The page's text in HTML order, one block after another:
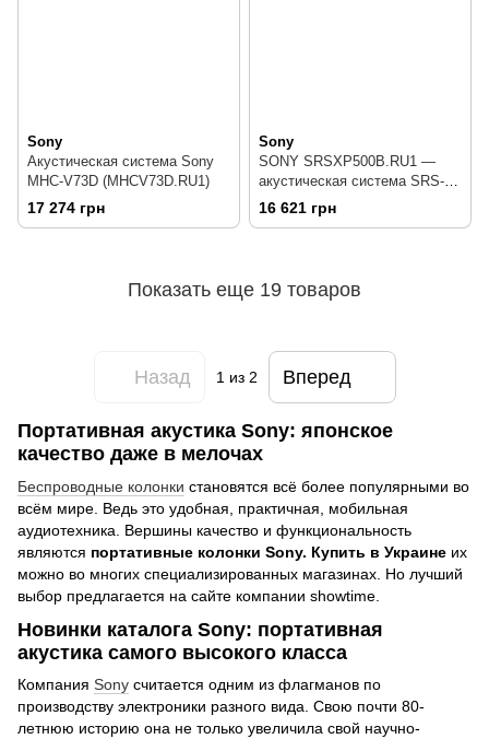
Sony
Акустическая система Sony
MHC-V73D (MHCV73D.RU1)
17 274 грн
Sony
SONY SRSXP500B.RU1 —
акустическая система SRS-
XP500B
16 621 грн
Показать еще 19 товаров
Назад 1из 2 Вперед
Портативная акустика Sony: японское
качество даже в мелочах
Беспроводные колонки становятся всё более популярными во
всём мире. Ведь это удобная, практичная, мобильная
аудиотехника. Вершины качество и функциональность
являются портативные колонки Sony. Купить в Украине их
можно во многих специализированных магазинах. Но лучший
выбор предлагается на сайте компании showtime.
Новинки каталога Sony: портативная
акустика самого высокого класса
Компания Sony считается одним из флагманов по
производству электроники разного вида. Свою почти 80-
летнюю историю она не только увеличила свой научно-